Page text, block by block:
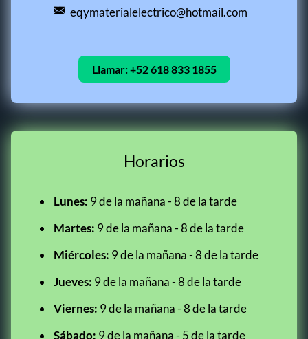
eqymaterialelectrico@hotmail.com
Llamar:+52 618 833 1855
Horarios
Lunes: 9 de la mañana - 8 de la tarde
Martes: 9 de la mañana - 8 de la tarde
Miércoles: 9 de la mañana - 8 de la tarde
Jueves: 9 de la mañana - 8 de la tarde
Viernes: 9 de la mañana - 8 de la tarde
Sábado: 9 de la mañana - 5 de la tarde